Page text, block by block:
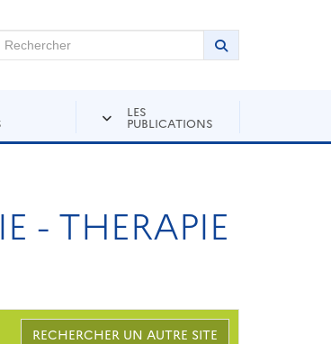
sur Andra Inventaire Rechercher
Lancer la
LES
PUBLICATIONS
- THERAPIE
RECHERCHER UN AUTRE SITE